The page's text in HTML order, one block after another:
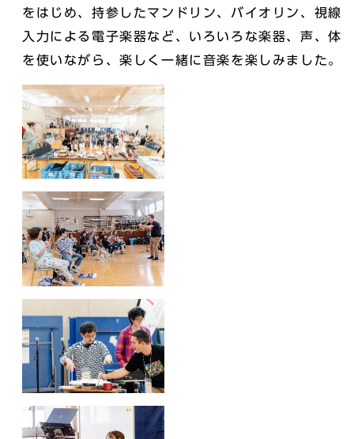
をはじめ、持参したマンドリン、バイオリン、視線
入力による電子楽器など、いろいろな楽器、声、体
を使いながら、楽しく一緒に音楽を楽しみました。